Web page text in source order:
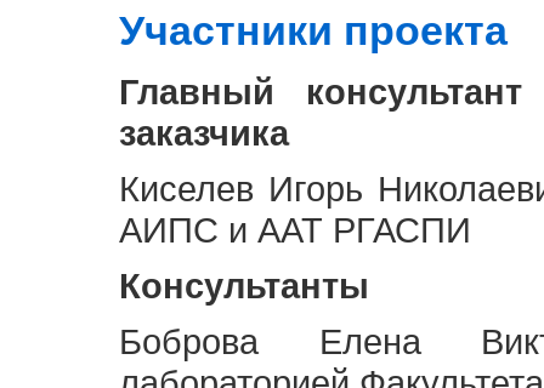
Участники проекта
Главный
заказчика
Киселев Игорь
АИПС и ААТ РГАСПИ
Консультанты
Боброва Елена